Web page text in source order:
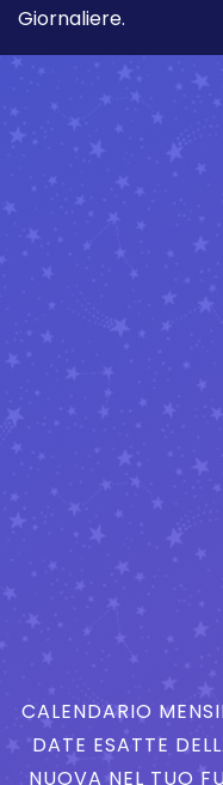
Giornaliere.
CALENDARIO
DATE ESATTE
NUOVA NEL TUO